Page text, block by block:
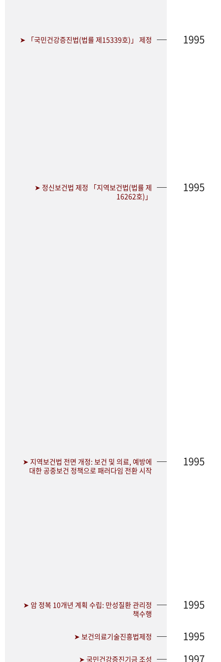
➤ 「국민건강증진법(법률 제15339호)」 제정 1995
➤ 정신보건법 제정 「지역보건법(법률 제
16262호)」
1995
➤ 지역보건법 전면 개정: 보건 및 의료, 예방에
대한 공중보건 정책으로 패러다임 전환 시작
1995
➤ 암 정복 10개년 계획 수립: 만성질환 관리정
책수행
1995
➤ 보건의료기술진흥법제정 1995
➤ 국민건강증진기금 조성 1997